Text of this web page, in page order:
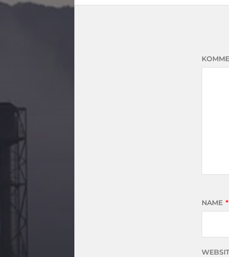
NAME *